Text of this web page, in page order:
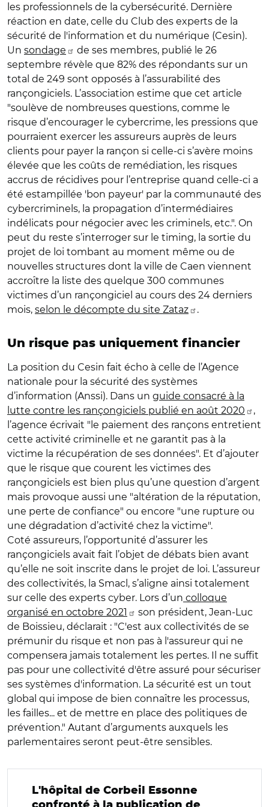
les professionnels de la cybersécurité. Dernière
réaction en date, celle du C lub des experts de la
sécurité de l'information et du numérique (Cesin).
Un sondage
de ses membres, publié le 26
septembre révèle que 82% des répondants sur un
total de 249 sont opposés à l’assurabilité des
rançongiciels. L’association estime que cet article
"soulève de nombreuses questions, comme le
risque d’encourager le cybercrime, les pressions que
pourraient exercer les assureurs auprès de leurs
clients pour payer la rançon si celle-ci s’avère moins
élevée que les coûts de remédiation, les risques
accrus de récidives pour l’entreprise quand celle-ci a
été estampillée 'bon payeur' par la communauté des
cybercriminels, la propagation d’intermédiaires
indélicats pour négocier avec les criminels, etc.". On
peut du reste s’interroger sur le timing, la sortie du
projet de loi tombant au moment même ou de
nouvelles structures dont la ville de Caen viennent
accroître la liste des quelque 300 communes
victimes d’un rançongiciel au cours des 24 derniers
mois, selon le décompte du site Zataz .
Un risque pas uniquement financier
La position du Cesin fait écho à celle de l’Agence
nationale pour la sécurité des systèmes
d’information (Anssi). Dans un guide consacré à la
lutte contre les rançongiciels publié en août 2020
,
l’agence écrivait "le paiement des rançons entretient
cette activité criminelle et ne garantit pas à la
victime la récupération de ses données". Et d’ajouter
que le risque que courent les victimes des
rançongiciels est bien plus qu’une question d’argent
mais provoque aussi une "altération de la réputation,
une perte de confiance" ou encore "une rupture ou
une dégradation d’activité chez la victime".
Coté assureurs, l’opportunité d’assurer les
rançongiciels avait fait l’objet de débats bien avant
qu’elle ne soit inscrite dans le projet de loi. L’assureur
des collectivités, la Smacl, s’aligne ainsi totalement
sur celle des experts cyber. Lors d’un colloque
organisé en octobre 2021
son président, Jean-Luc
de Boissieu, déclarait : "C'est aux collectivités de se
prémunir du risque et non pas à l'assureur qui ne
compensera jamais totalement les pertes. Il ne suffit
pas pour une collectivité d'être assuré pour sécuriser
ses systèmes d'information. La sécurité est un tout
global qui impose de bien connaître les processus,
les failles... et de mettre en place des politiques de
prévention." Autant d’arguments auxquels les
parlementaires seront peut-être sensibles.
L'hôpital de Corbeil Essonne